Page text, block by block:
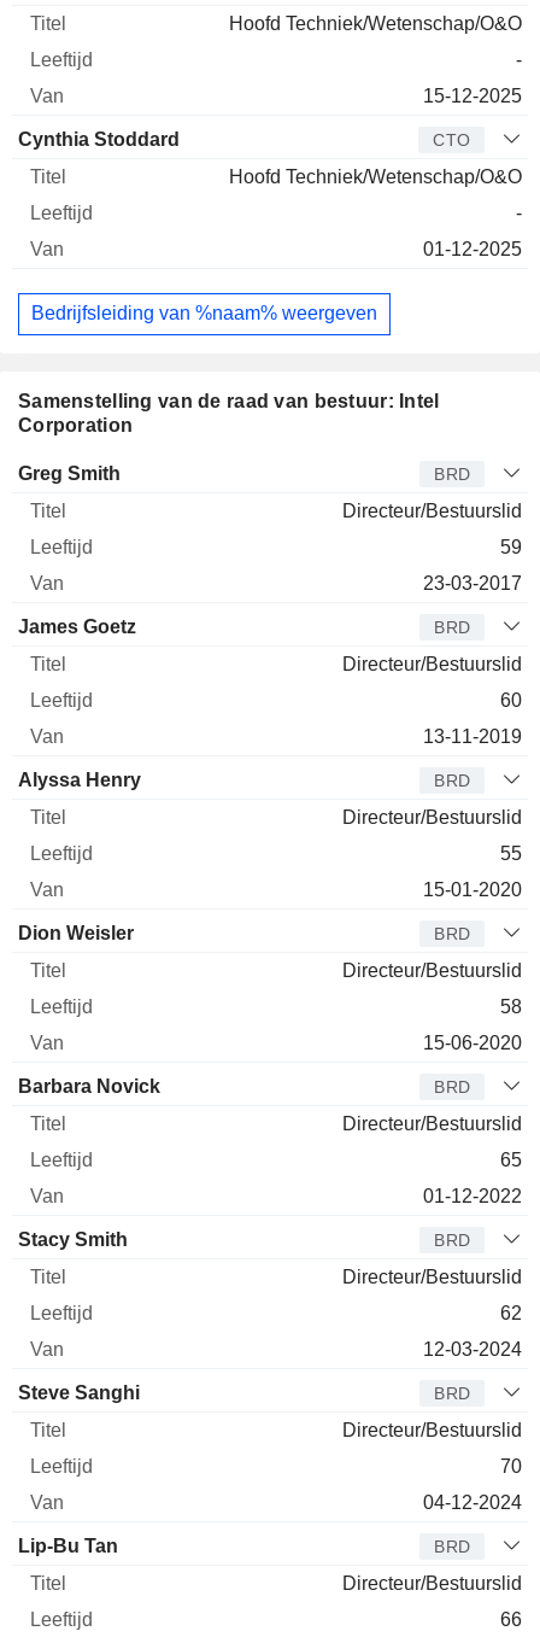
Hoofd Techniek/Wetenschap/O&O
-
15-12-2025
Cynthia Stoddard CTO
Hoofd Techniek/Wetenschap/O&O
-
01-12-2025
Bedrijfsleiding van %naam% weergeven
Samenstelling van de raad van bestuur: Intel
Corporation
Bestuurder
Greg Smith BRD
Directeur/Bestuurslid
59
23-03-2017
James Goetz BRD
Directeur/Bestuurslid
60
13-11-2019
Alyssa Henry BRD
Directeur/Bestuurslid
55
15-01-2020
Dion Weisler BRD
Directeur/Bestuurslid
58
15-06-2020
Barbara Novick BRD
Directeur/Bestuurslid
65
01-12-2022
Stacy Smith BRD
Directeur/Bestuurslid
62
12-03-2024
Steve Sanghi BRD
Directeur/Bestuurslid
70
04-12-2024
Lip-Bu Tan BRD
Directeur/Bestuurslid
66